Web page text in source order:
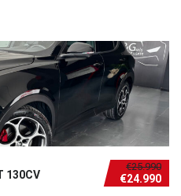
€25.990
€24.990
130CV